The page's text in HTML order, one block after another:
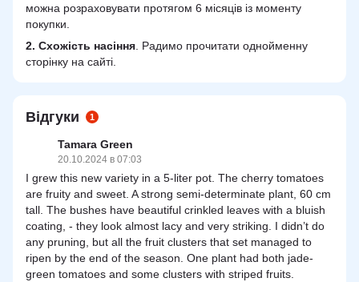
можна розраховувати протягом 6 місяців із моменту
покупки.
2. Схожість насіння. Радимо прочитати однойменну
сторінку на сайті.
Відгуки 1
Tamara Green
20.10.2024 в 07:03
I grew this new variety in a 5-liter pot. The cherry tomatoes
are fruity and sweet. A strong semi-determinate plant, 60 cm
tall. The bushes have beautiful crinkled leaves with a bluish
coating, - they look almost lacy and very striking. I didn’t do
any pruning, but all the fruit clusters that set managed to
ripen by the end of the season. One plant had both jade-
green tomatoes and some clusters with striped fruits.